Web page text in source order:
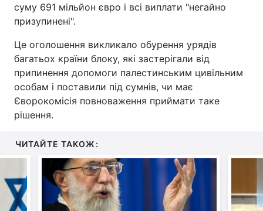
суму 691 мільйон євро і всі виплати "негайно
призупинені".
Це оголошення викликало обурення урядів
багатьох країни блоку, які застерігали від
припинення допомоги палестинським цивільним
особам і поставили під сумнів, чи має
Єворокомісія повноваження приймати таке
рішення.
ЧИТАЙТЕ ТАКОЖ: